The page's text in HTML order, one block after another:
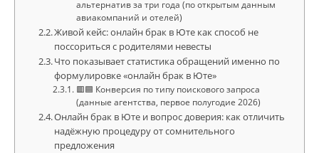
альтернатив за три года (по открытым данным
авиакомпаний и отелей)
Живой кейс: онлайн брак в Юте как способ не
поссориться с родителями невесты
Что показывает статистика обращений именно по
формулировке «онлайн брак в Юте»
🟥🟦 Конверсия по типу поискового запроса
(данные агентства, первое полугодие 2026)
Онлайн брак в Юте и вопрос доверия: как отличить
надёжную процедуру от сомнительного
предложения